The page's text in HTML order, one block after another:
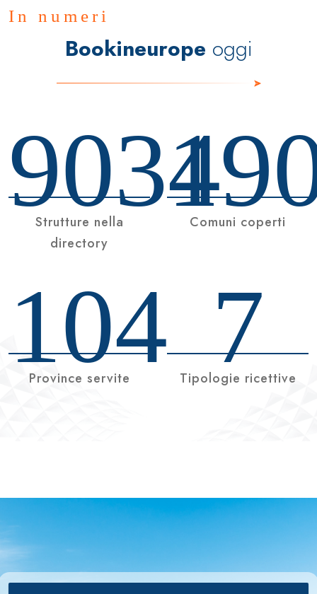
In numeri
Bookineurope oggi
9034
Strutture nella
directory
Comuni coperti
104
Province servite 7
Tipologie ricettive